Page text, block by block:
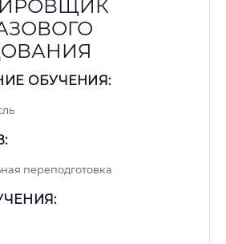
ОБУЧЕНИЯ:
переподготовка